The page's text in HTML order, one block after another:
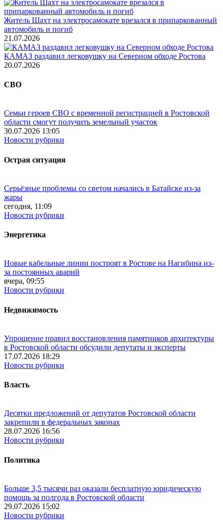
Житель Шахт на электросамокате врезался в припаркованный
автомобиль и погиб
21.07.2026
КАМАЗ раздавил легковушку на Северном обходе Ростова
20.07.2026
СВО
Семьи героев СВО с временной регистрацией в Ростовской
области смогут получить земельный участок
30.07.2026 13:05
Новости рубрики
Острая ситуация
Серьёзные проблемы со светом начались в Батайске из-за
жары
сегодня, 11:09
Новости рубрики
Энергетика
Новые кабельные линии построят в Ростове на Нагибина из-
за постоянных аварий
вчера, 09:55
Новости рубрики
Недвижимость
Упрощение правил восстановления памятников архитектуры
в Ростовской области обсудили депутаты и эксперты
17.07.2026 18:29
Новости рубрики
Власть
Десятки предложений от депутатов Ростовской области
закрепили в федеральных законах
28.07.2026 16:56
Новости рубрики
Политика
Больше 3,5 тысячи раз оказали бесплатную юридическую
помощь за полгода в Ростовской области
29.07.2026 15:02
Новости рубрики